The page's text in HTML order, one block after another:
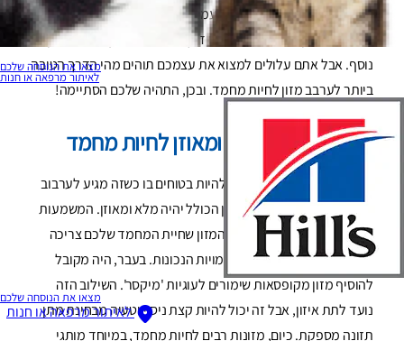
מצאו את הנוסחה שלכם
לאיתור מרפאה או חנות
מצאו את הנוסחה שלכם
לאיתור מרפאה או חנות
אוכל יבש, עשוי להיות קצת משעמם עבור חיות המחמד שלהם,
ושהוספת מזון רטוב מרגישה כמו דרך מצוינת להוסיף טעם ומגוון
נוסף. אבל אתם עלולים למצוא את עצמכם תוהים מהי הדרך הטובה
ביותר לערבב מזון לחיות מחמד. ובכן, התהיה שלכם הסתיימה!
האכלה במזון מלא ומאוזן לחיות מחמד
הדבר העיקרי שאתם צריכים להיות בטוחים בו כשזה מגיע לערבוב
מזון לחיות מחמד הוא שהמזון הכולל יהיה מלא ומאוזן. המשמעות
היא שהוא יספק את כל אבות המזון שחיית המחמד שלכם צריכה
בהתאם לגיל ולאורח חייה, בכמויות הנכונות. בעבר, היה מקובל
להוסיף מזון מקופסאות שימורים לעוגיות 'מיקסר'. השילוב הזה
נועד לתת איזון, אבל זה יכול להיות קצת ניסוי וטעיה מבחינת מתן
תזונה מספקת. כיום, מזונות רבים לחיות מחמד, במיוחד מותגי